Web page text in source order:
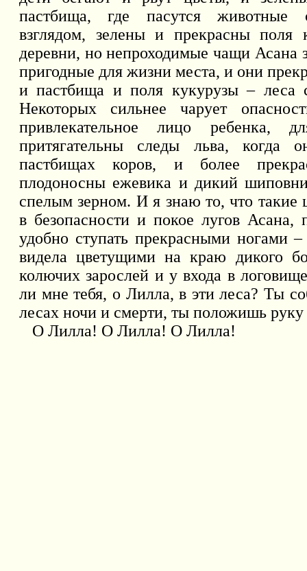
пастбища, где пасутся животные
взглядом, зелены и прекрасны поля
деревни, но непроходимые чащи Асана
пригодные для жизни места, и они
и пастбища и поля кукурузы – леса
Некоторых сильнее чарует
привлекательное лицо ребенка,
притягательны следы льва, когда
пастбищах коров, и более
плодоносны ежевика и дикий
спелым зерном. И я знаю то, что такие
в безопасности и покое лугов Асана,
удобно ступать прекрасными ногами
видела цветущими на краю дикого
колючих зарослей и у входа в
ли мне тебя, о Лилла, в эти леса? Ты
лесах ночи и смерти, ты положишь руку
О Лилла! О Лилла! О Лилла!